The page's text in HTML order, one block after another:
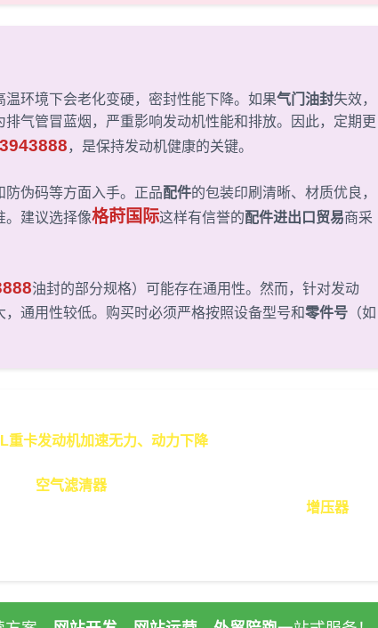
环境下会老化变硬，密封性能下降。如果气门油封失效，
气管冒蓝烟，严重影响发动机性能和排放。因此，定期更
3943888，是保持发动机健康的关键。
伪码等方面入手。正品配件的包装印刷清晰、材质优良，
。建议选择像格莳国际这样有信誉的配件进出口贸易商采
油封的部分规格）可能存在通用性。然而，针对发动
，通用性较低。购买时必须严格按照设备型号和零件号 （如
重卡发动机加速无力、动力下降
空气滤清器是否堵塞，滤清器堵塞会导致进气不足，功
也会导致加速无力。若滤清器均正常，应检查 增压器是否